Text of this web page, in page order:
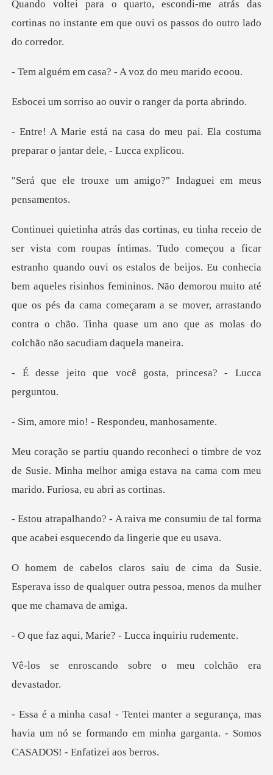
atrás das
cortinas no instante em que
casa? - A voz do
ao ouvir o ranger
meu pai. Ela costuma
preparar o
um amigo?" Indaguei
quando ouvi os estalos de beijos. Eu conhecia
bem aqueles risinhos femininos. Não demorou muito até
que os pés da cama
você gosta, princesa
io! - Responde
de voz
de Susie. Minha melhor amiga estava na ca
consumiu de tal forma
que acabei
usie.
Esperava isso de qualquer outra pesso
Marie? - Lucca i
do sobre o meu col
ança, mas
havia um nó se formando em minha gar